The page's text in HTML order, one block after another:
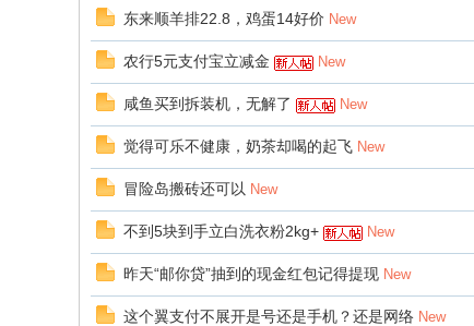
东来顺羊排22.8，鸡蛋14好价 New
农行5元支付宝立减金 New
咸鱼买到拆装机，无解了 New
觉得可乐不健康，奶茶却喝的起飞 New
冒险岛搬砖还可以 New
不到5块到手立白洗衣粉2kg+ New
昨天“邮你贷”抽到的现金红包记得提现 New
这个翼支付不展开是号还是手机？还是网络 New